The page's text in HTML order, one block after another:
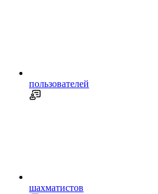
пользователей
шахматистов